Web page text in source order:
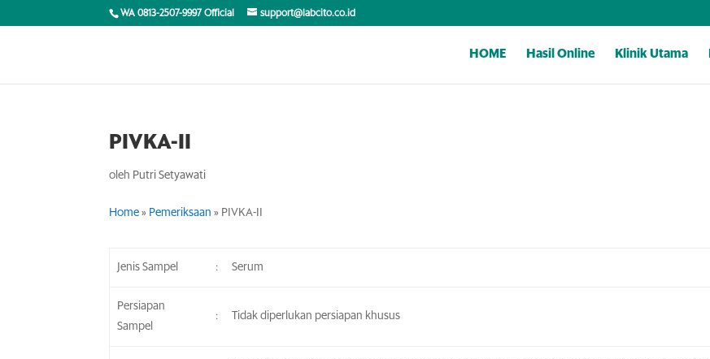
WA 0813-2507-9997 Official support@labcito.co.id
HOME Hasil Online Klinik Utama
PIVKA-II
oleh Putri Setyawati
Home » Pemeriksaan » PIVKA-II
Jenis Sampel : Serum
Persiapan
Sampel
: Tidak diperlukan persiapan khusus